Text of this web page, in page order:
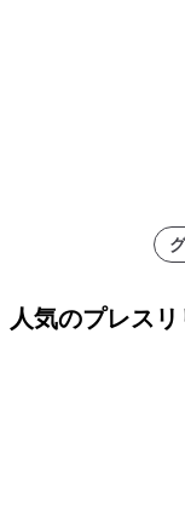
人気のプレス